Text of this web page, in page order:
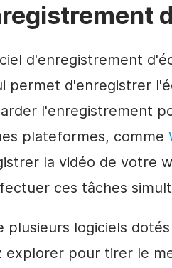
d'enregistrement
permet d'enregistrer
l'enregistrement
plateformes, comme
la vidéo de votre
ces tâches
plusieurs logiciels
explorer pour tirer le